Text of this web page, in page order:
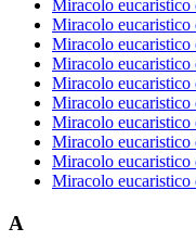
Miracolo
Miracolo eucaristico
Miracolo
Miracolo eucaristico
Miracolo eucaristico
Miracolo
Miracolo eucaristico
Miracolo eucaristico
Miracolo eucaristico
Miracolo eucaristico
A